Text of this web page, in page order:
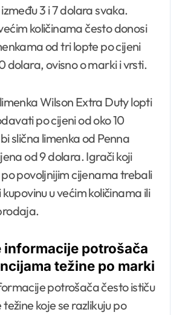
3 i 7 dolara svaka.
količinama često donosi
od tri lopte po cijeni
dolara, ovisno o marki i vrsti.
Wilson Extra Duty lopti
po cijeni od oko 10
slična limenka od Penna
od 9 dolara. Igrači koji
povoljnijim cijenama trebali
u većim količinama ili
informacije potrošača
težine po marki
potrošača često ističu
koje se razlikuju po